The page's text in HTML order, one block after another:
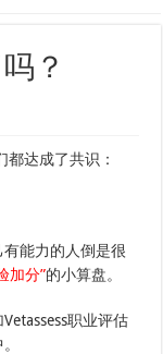
？
达成了共识：
能力的人倒是很
加分”的小算盘。
职业评估